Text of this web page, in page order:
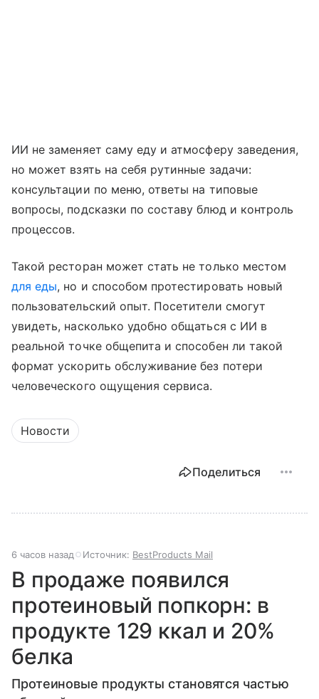
ИИ не заменяет саму еду и атмосферу заведения,
но может взять на себя рутинные задачи:
консультации по меню, ответы на типовые
вопросы, подсказки по составу блюд и контроль
процессов.
Такой ресторан может стать не только местом
для еды, но и способом протестировать новый
пользовательский опыт. Посетители смогут
увидеть, насколько удобно общаться с ИИ в
реальной точке общепита и способен ли такой
формат ускорить обслуживание без потери
человеческого ощущения сервиса.
Новости
Поделиться
6 часов назад Источник: BestProducts Mail
В продаже появился
протеиновый попкорн: в
продукте 129 ккал и 20%
белка
Протеиновые продукты становятся частью